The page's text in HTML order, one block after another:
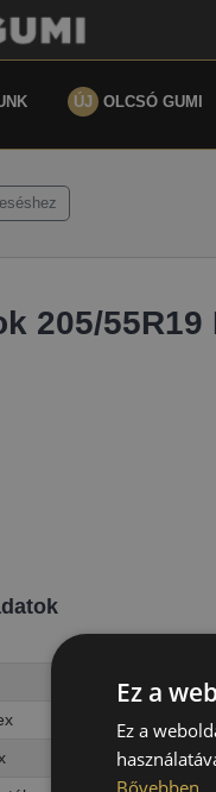
ÚJ OLCSÓ GUMI
205/55R19
Ez a
Ez a
Bővebben